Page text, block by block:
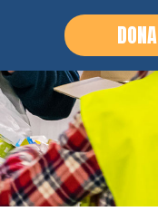
DONA